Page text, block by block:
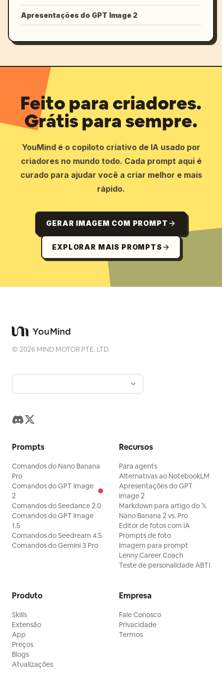
Apresentações do GPT Image 2
Feito para criadores.
Grátis para sempre.
YouMind é o copiloto criativo de IA usado por
criadores no mundo todo. Cada prompt aqui é
curado para ajudar você a criar melhor e mais
rápido.
GERAR IMAGEM COM PROMPT
EXPLORAR MAIS PROMPTS
©2026 MIND MOTOR PTE. LTD.
Prompts
Comandos do Nano Banana
Pro
Comandos do GPT Image
2
Comandos do Seedance 2.0
Comandos do GPT Image
1.5
Comandos do Seedream 4.5
Comandos do Gemini 3 Pro
Recursos
Para agents
Alternativas ao NotebookLM
Apresentações do GPT
Image 2
Markdown para artigo do 𝕏
Nano Banana 2 vs. Pro
Editor de fotos com IA
Prompts de foto
Imagem para prompt
Lenny Career Coach
Teste de personalidade ABTI
Produto
Skills
Extensão
App
Preços
Blogs
Atualizações
Empresa
Fale Conosco
Privacidade
Termos